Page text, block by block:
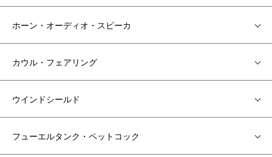
ホーン・オーディオ・スピーカ
カウル・フェアリング
ウインドシールド
フューエルタンク・ペットコック